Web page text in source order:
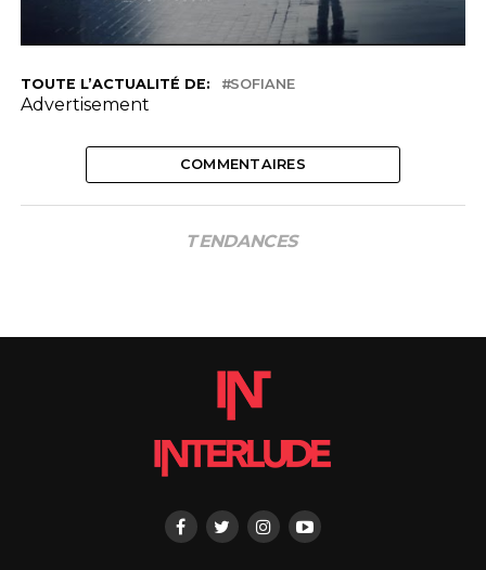
TOUTE L’ACTUALITÉ DE: SOFIANE
Advertisement
COMMENTAIRES
TENDANCES